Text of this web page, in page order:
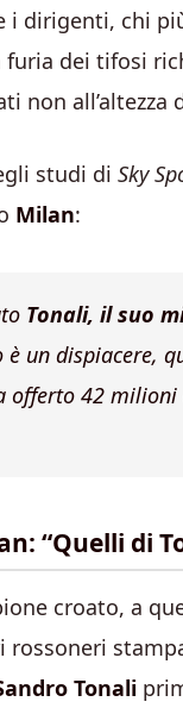
i dirigenti, chi
furia dei tifosi
non
studi di Sky
Milan:
Tonali, il suo
un dispiacere,
offerto 42
“Quelli di
croato, a
rossoneri
Tonali